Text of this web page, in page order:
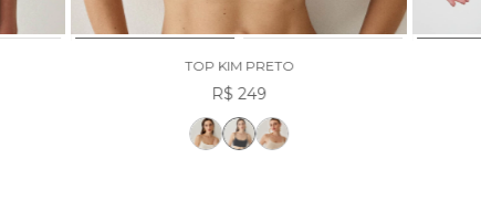
TOP KIM PRETO
R$ 249